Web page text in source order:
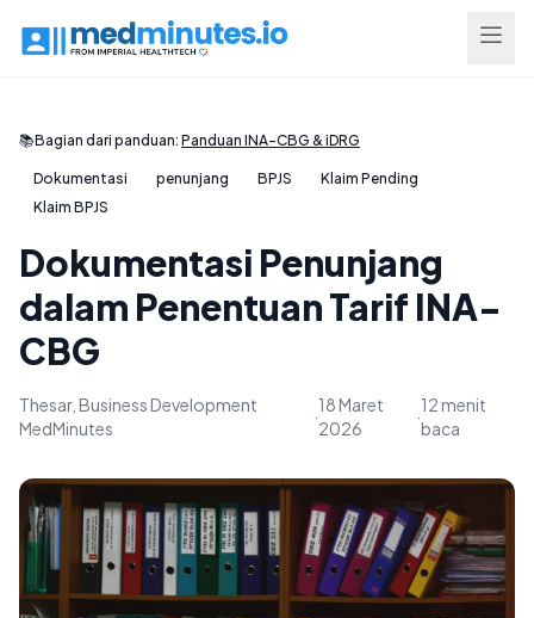
📚Bagian dari panduan: Panduan INA-CBG & iDRG
Dokumentasi penunjang BPJS
Klaim Pending
Klaim BPJS
Dokumentasi Penunjang
dalam Penentuan Tarif INA-
CBG
Thesar, Business Development
MedMinutes
·
18 Maret
2026
·
12 menit
baca